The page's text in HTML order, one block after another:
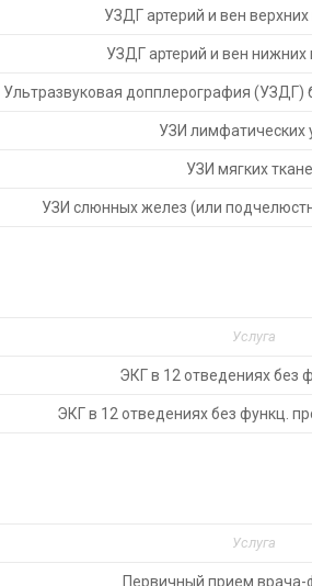
УЗДГ артерий и вен верхних
УЗДГ артерий и вен нижних
Ультразвуковая допплерография (УЗДГ)
УЗИ лимфатических
УЗИ мягких
УЗИ слюнных желез (или
Услуга
ЭКГ в 12 отведениях без
ЭКГ в 12 отведениях без функц.
Услуга
Первичный прием врача-